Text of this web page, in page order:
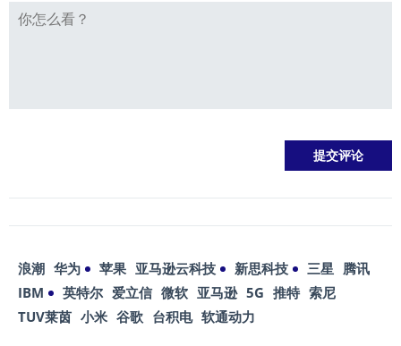
浪潮 华为 苹果 亚马逊云科技 新思科技 三星 腾讯
IBM
英特尔 爱立信 微软 亚马逊 5G 推特 索尼
TUV莱茵 小米 谷歌 台积电 软通动力